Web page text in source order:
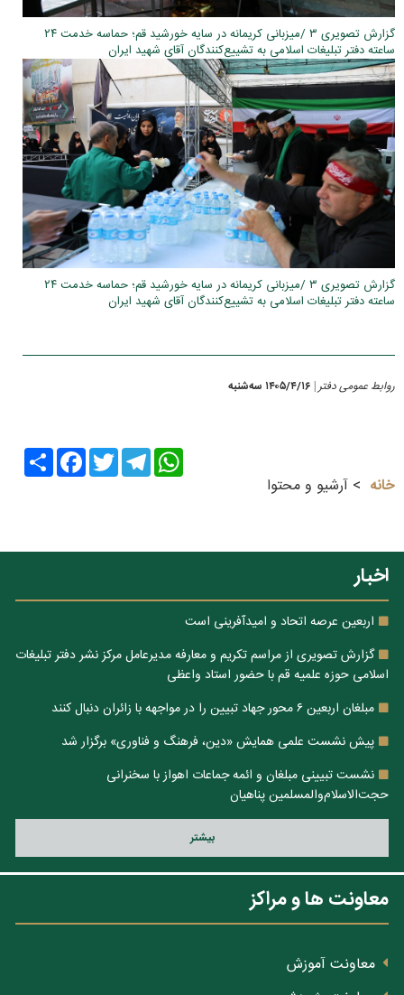
گزارش تصویری ۳ /میزبانی کریمانه در سایه خورشید قم؛ حماسه خدمت ۲۴
ساعته دفتر تبلیغات اسلامی به تشییع‌کنندگان آقای شهید ایران
گزارش تصویری ۳ /میزبانی کریمانه در سایه خورشید قم؛ حماسه خدمت ۲۴
ساعته دفتر تبلیغات اسلامی به تشییع‌کنندگان آقای شهید ایران
روابط عمومی دفتر | ۱۴۰۵/۴/۱۶ سه‌شنبه
Share
FacebookTwitter
Telegram
WhatsApp
خانه
آرشیو و محتوا
اخبار
اربعین عرصه اتحاد و امیدآفرینی است
گزارش تصویری از مراسم تکریم و معارفه مدیرعامل مرکز نشر دفتر تبلیغات
اسلامی حوزه علمیه قم با حضور استاد واعظی
مبلغان اربعین ۶ محور جهاد تبیین را در مواجهه با زائران دنبال کنند
پیش نشست علمی همایش «دین، فرهنگ و فناوری» برگزار شد
نشست تبیینی مبلغان و ائمه جماعات اهواز با سخنرانی
حجت‌الاسلام‌والمسلمین پناهیان
بيشتر
معاونت ها و مراکز
معاونت آموزش